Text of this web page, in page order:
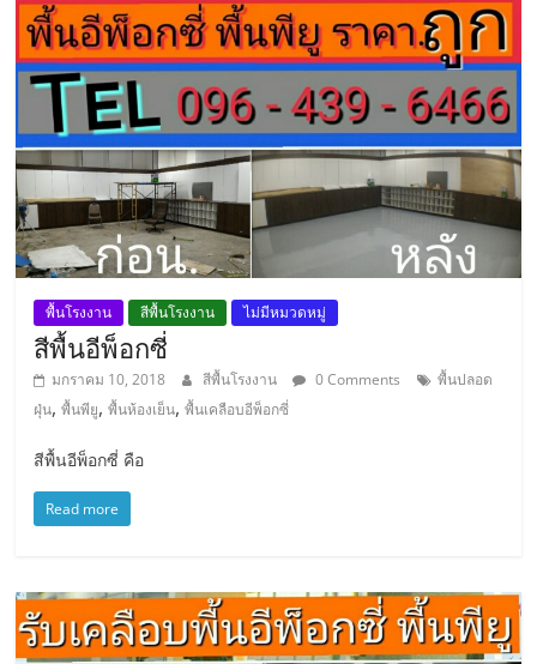
พื้นโรงงาน สีพื้นโรงงาน ไม่มีหมวดหมู่
สีพื้นอีพ็อกซี่
มกราคม 10, 2018 สีพื้นโรงงาน 0 Comments
พื้นปลอด
ฝุ่น,พื้นพียู,พื้นห้องเย็น,พื้นเคลือบอีพ็อกซี่
สีพื้นอีพ็อกซี่ คือ
Read more